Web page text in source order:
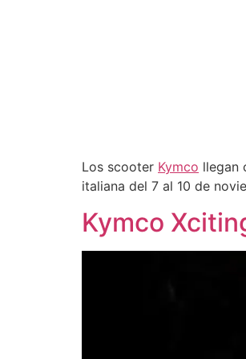
Los scooter Kymco llegan
italiana del 7 al 10 de
Kymco